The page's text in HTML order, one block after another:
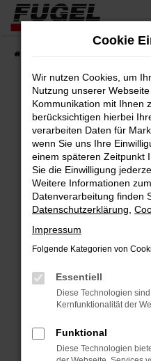
Zum
Hauptinhalt
springen
Fehler:
Beim Laden ist ein
Hier sind ein paar
Überprüfe deine
Laden andere
deine
Prüfe deine
Manche
können das
anderen Browser
Fenster?
Cookie
Wir nutzen Cookies, um
Nutzung unserer
Kommunikation mit Ihnen
berücksichtigen hierbei
verarbeiten Daten für
wenn Sie uns Ihre
einem späteren Zeitpunkt
Sie die Einwilligung
Weitere Informationen
Datenverarbeitung finden
Datenschutzerklärung
Impressum
Folgende Kategorien von
Essentiell
Diese Technologien
Kernfunktionalität der
Funktional
Diese Technologien